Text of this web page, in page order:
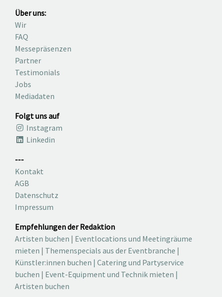
Über uns:
Wir
FAQ
Messepräsenzen
Partner
Testimonials
Jobs
Mediadaten
Folgt uns auf
Instagram
Linkedin
---
Kontakt
AGB
Datenschutz
Impressum
Empfehlungen der Redaktion
Artisten buchen | Eventlocations und Meetingräume
mieten | Themenspecials aus der Eventbranche |
Künstler:innen buchen | Catering und Partyservice
buchen | Event-Equipment und Technik mieten |
Artisten buchen